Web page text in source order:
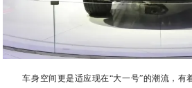
车身空间更是适应现在“大一号”的潮流，有